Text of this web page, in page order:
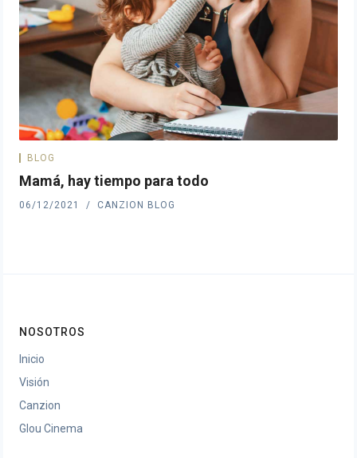
BLOG
Mamá, hay tiempo para todo
06/12/2021 CANZION BLOG
NOSOTROS
Inicio
Visión
Canzion
Glou Cinema